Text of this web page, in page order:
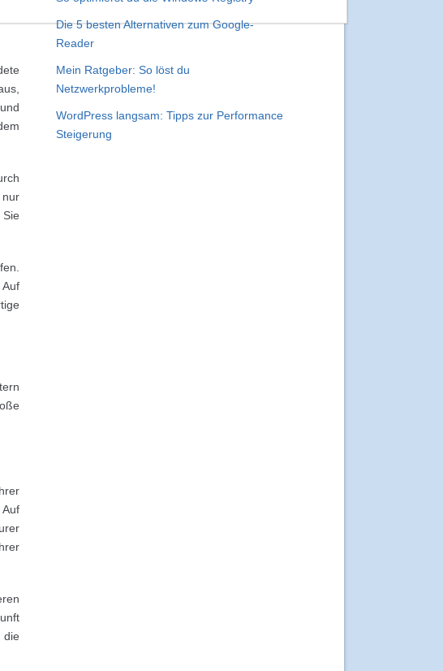
die
Die 5 besten Alternativen zum Google-
Reader
Mein Ratgeber: So löst du
Netzwerkprobleme!
WordPress langsam: Tipps zur Performance
Steigerung